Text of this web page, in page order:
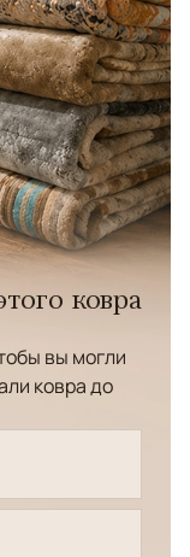
ковра
вы могли
ковра до